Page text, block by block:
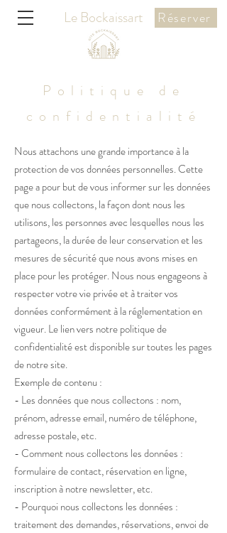
Réserver
Le Bockaissart
Politique de
confidentialité
Nous attachons une grande importance à la
protection de vos données personnelles. Cette
page a pour but de vous informer sur les données
que nous collectons, la façon dont nous les
utilisons, les personnes avec lesquelles nous les
partageons, la durée de leur conservation et les
mesures de sécurité que nous avons mises en
place pour les protéger. Nous nous engageons à
respecter votre vie privée et à traiter vos
données conformément à la réglementation en
vigueur. Le lien vers notre politique de
confidentialité est disponible sur toutes les pages
de notre site.
Exemple de contenu :
- Les données que nous collectons : nom,
prénom, adresse email, numéro de téléphone,
adresse postale, etc.
- Comment nous collectons les données :
formulaire de contact, réservation en ligne,
inscription à notre newsletter, etc.
- Pourquoi nous collectons les données :
traitement des demandes, réservations, envoi de